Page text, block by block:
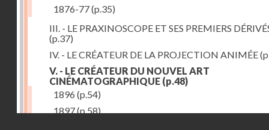
1876-77(p.35)
III. - LE PRAXINOSCOPE ET SES PREMIERS
(p.37)
IV. - LE CRÉATEUR DE LA PROJECTION ANIMÉE
V. - LE CRÉATEUR DU NOUVEL ART
CINÉMATOGRAPHIQUE (p.48)
1896 (p.54)
1897(p.58)